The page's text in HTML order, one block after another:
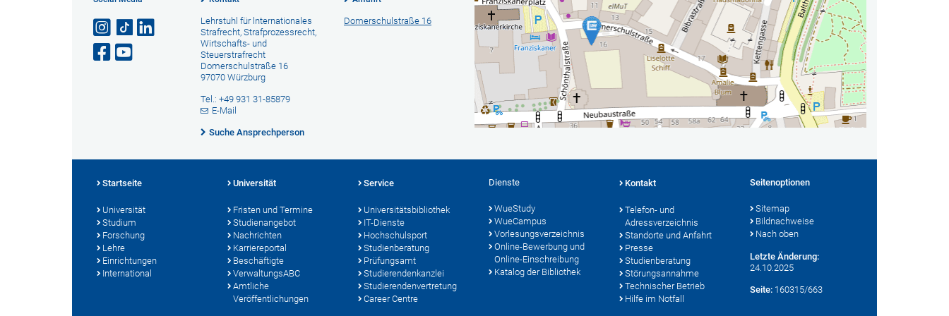
Lehrstuhl für lnternationales
Strafrecht, Strafprozessrecht,
Wirtschafts- und
Steuerstrafrecht
Domerschulstraße 16
97070 Würzburg
Tel.: +49 931 31-85879
E-Mail
Suche Ansprechperson
Domerschulstraße 16
Startseite
Universität
Studium
Forschung
Lehre
Einrichtungen
International
Universität
Fristen und Termine
Studienangebot
Nachrichten
Karriereportal
Beschäftigte
VerwaltungsABC
Amtliche
Veröffentlichungen
Service
Universitätsbibliothek
IT-Dienste
Hochschulsport
Studienberatung
Prüfungsamt
Studierendenkanzlei
Studierendenvertretung
Career Centre
Dienste
WueStudy
WueCampus
Vorlesungsverzeichnis
Online-Bewerbung und
Online-Einschreibung
Katalog der Bibliothek
Kontakt
Telefon- und
Adressverzeichnis
Standorte und Anfahrt
Presse
Studienberatung
Störungsannahme
Technischer Betrieb
Hilfe im Notfall
Seitenoptionen
Sitemap
Bildnachweise
Nach oben
Letzte Änderung:
24.10.2025
Seite: 160315/663